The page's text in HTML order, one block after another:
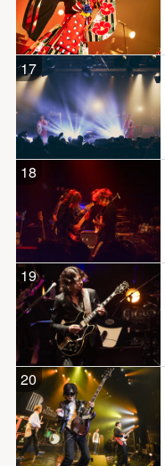
17
18
19
20